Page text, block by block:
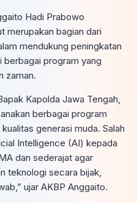
Hadi Prabowo
merupakan bagian dari
mendukung peningkatan
berbagai program yang
zaman.
Kapolda Jawa Tengah,
berbagai program
generasi muda. Salah
Intelligence (AI) kepada
dan sederajat agar
teknologi secara bijak,
ujar AKBP Anggaito.